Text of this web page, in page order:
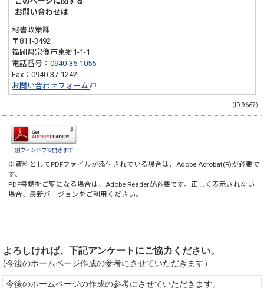
お問い合わせは
秘書政策課
〒811-3492
福岡県宗像市東郷1-1-1
電話番号：0940-36-1055
Fax：0940-37-1242
お問い合わせフォーム
（ID:9667）
別ウィンドウで開きます
※資料としてPDFファイルが添付されている場合は、 Adobe Acrobat(R)が必要で
す。
PDF書類をご覧になる場合は、 Adobe Readerが必要です。正しく表示されない
場合、最新バージョンをご利用ください。